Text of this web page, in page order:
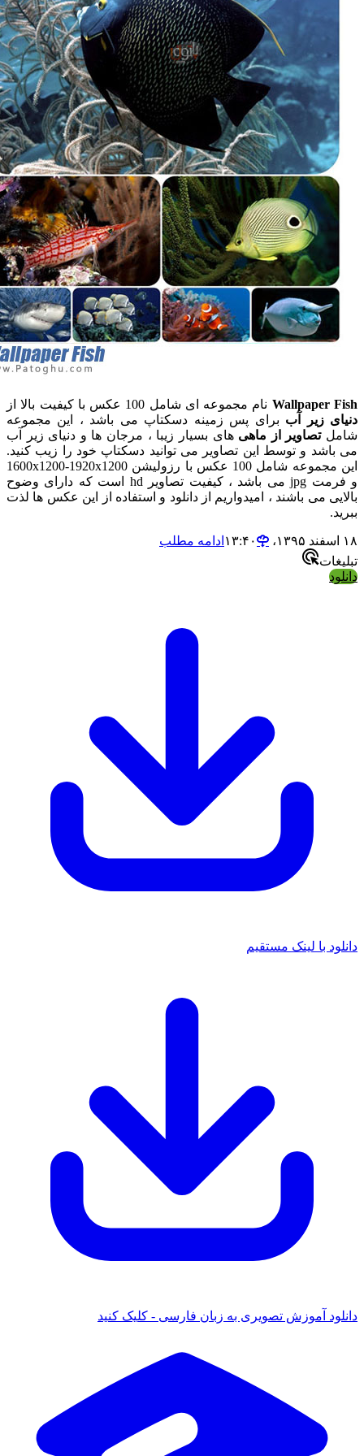
نام مجموعه ای شامل 100 عکس با کیفیت بالا از
زیر آببرای پس زمینه دسکتاپ می باشد ، این مجموعه
تصاویر از ماهیهای بسیار زیبا ، مرجان ها و دنیای زیر آب
و توسط این تصاویر می توانید دسکتاپ خود را زیب کنید.
این مجموعه شامل 100 عکس با رزولیشن 1600x1200-1920x1200
و فرمت jpg می باشد ، کیفیت تصاویر hd است که دارای وضوح
می باشند ، امیدواریم از دانلود و استفاده از این عکس ها لذت
ادامه مطلب
با لینک مستقیم
آموزش تصویری به زبان فارسی - کلیک کنید